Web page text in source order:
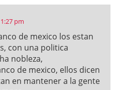
pm
de mexico los estan
con una politica
nobleza,
de mexico, ellos dicen
en mantener a la gente